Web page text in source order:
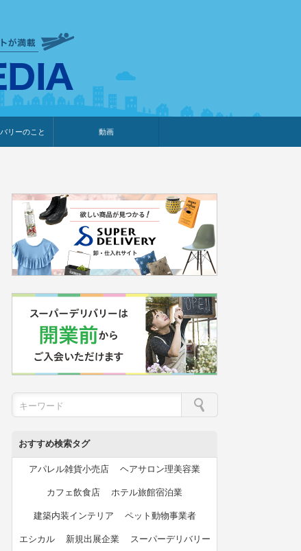
リーのこと 動画
おすすめ検索タグ
アパレル雑貨小売店 ヘアサロン理美容業
カフェ飲食店 ホテル旅館宿泊業
建築内装インテリア ペット動物事業者
エシカル 新規出展企業 スーパーデリバリー